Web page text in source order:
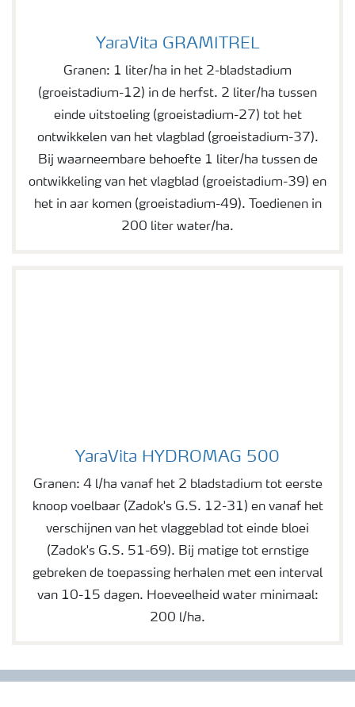
YaraVita GRAMITREL
Granen: 1 liter/ha in het 2-bladstadium
(groeistadium-12) in de herfst. 2 liter/ha tussen
einde uitstoeling (groeistadium-27) tot het
ontwikkelen van het vlagblad (groeistadium-37).
Bij waarneembare behoefte 1 liter/ha tussen de
ontwikkeling van het vlagblad (groeistadium-39) en
het in aar komen (groeistadium-49). Toedienen in
200 liter water/ha.
YaraVita HYDROMAG 500
Granen: 4 l/ha vanaf het 2 bladstadium tot eerste
knoop voelbaar (Zadok's G.S. 12-31) en vanaf het
verschijnen van het vlaggeblad tot einde bloei
(Zadok's G.S. 51-69). Bij matige tot ernstige
gebreken de toepassing herhalen met een interval
van 10-15 dagen. Hoeveelheid water minimaal:
200 l/ha.